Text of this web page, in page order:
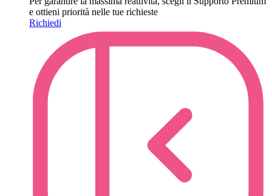
e ottieni priorità nelle tue richieste
Richiedi